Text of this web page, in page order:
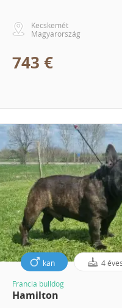
Kecskemét
Magyarország
743 €
kan 4 éves
Francia bulldog
Hamilton